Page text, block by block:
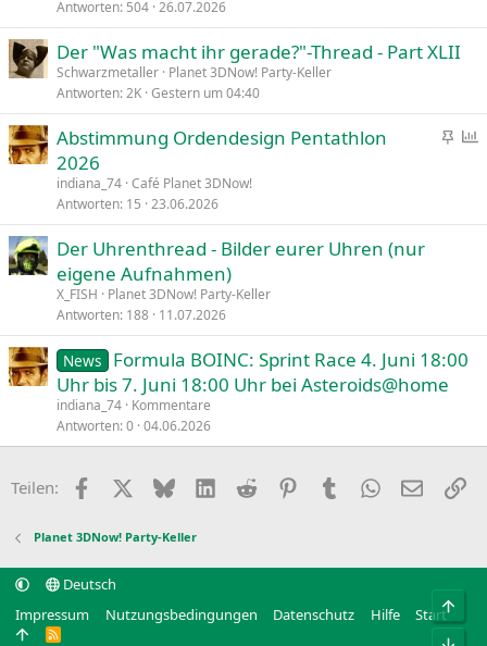
Antworten 504 26.07.2026
Der "Was macht ihr gerade?"-Thread - Part XLII
Schwarzmetaller Planet 3DNow! Party-Keller
Antworten 2K Gestern um 04:40
A
h
t
a
Abstimmung Ordendesign Pentathlon
2026
indiana_74 Café Planet 3DNow!
Antworten 15 23.06.2026
Der Uhrenthread - Bilder eurer Uhren (nur
eigene Aufnahmen)
X_FISH
Planet 3DNow! Party-Keller
Antworten 188 11.07.2026
News
Formula BOINC: Sprint Race 4. Juni 18:00
Uhr bis 7. Juni 18:00 Uhr bei Asteroids@home
indiana_74 Kommentare
Antworten 0 04.06.2026
Teilen: Facebook BlueskyLinkedIn
Reddit PinterestTumblr WhatsApp
E-Mail
Planet 3DNow! Party-Keller
Deutsch
Impressum
Nutzungsbedingungen Datenschutz Hilfe Start
R